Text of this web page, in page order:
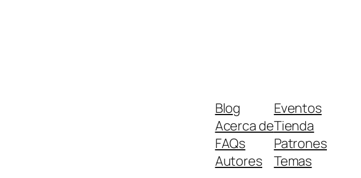
Blog
Acerca de
FAQs
Autores
Eventos
Tienda
Patrones
Temas